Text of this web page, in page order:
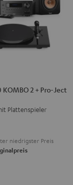
KOMBO 2 + Pro-Ject
Plattenspieler
niedrigster Preis